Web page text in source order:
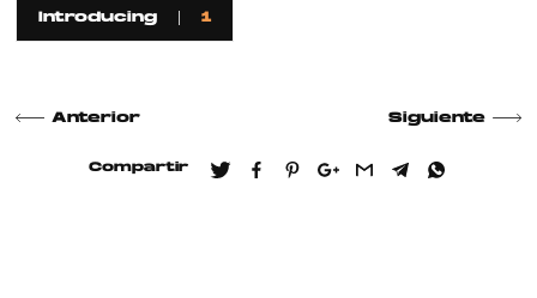
Introducing 1
Anterior Siguiente
Compartir